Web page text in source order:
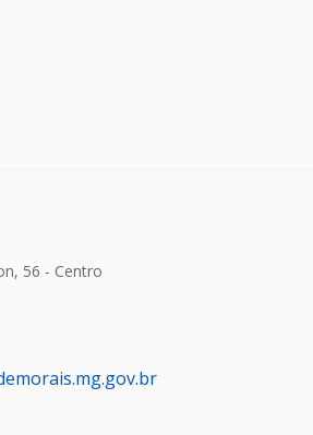
56 - Centro